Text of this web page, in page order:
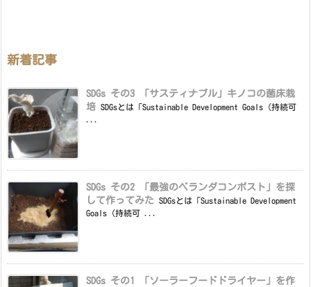
新着記事
SDGs その3 「サスティナブル」キノコの菌床栽
培 SDGsとは「Sustainable Development Goals（持続可
...
SDGs その2 「最強のベランダコンポスト」を探
して作ってみた
SDGsとは「Sustainable Development
Goals（持続可 ...
SDGs その1 「ソーラーフードドライヤー」を作